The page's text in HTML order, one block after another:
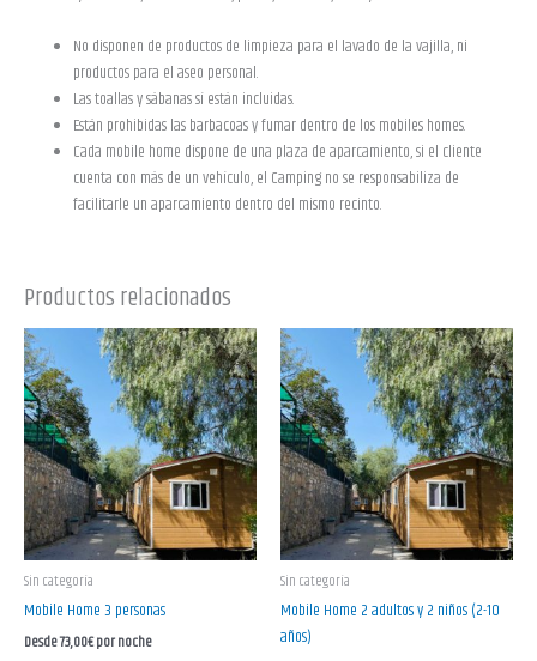
No disponen de productos de limpieza para el lavado de la vajilla, ni
productos para el aseo personal.
Las toallas y sábanas sí están incluidas.
Están prohibidas las barbacoas y fumar dentro de los mobiles homes.
Cada mobile home dispone de una plaza de aparcamiento, si el cliente
cuenta con más de un vehículo, el Camping no se responsabiliza de
facilitarle un aparcamiento dentro del mismo recinto.
Productos relacionados
Sin categoría
Mobile Home 3 personas
Desde73,00€por noche
Sin categoría
Mobile Home 2 adultos y 2 niños (2-10
años)